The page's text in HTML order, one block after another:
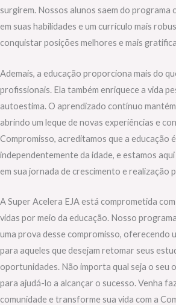
surgirem. Nossos alunos saem do programa
em suas habilidades e um currículo mais
conquistar posições melhores e mais
Ademais, a educação proporciona mais do
profissionais. Ela também enriquece a vida
autoestima. O aprendizado contínuo
abrindo um leque de novas experiências e
Compromisso, acreditamos que a educação
independentemente da idade, e estamos
em sua jornada de crescimento e realização
A Super Acelera EJA está comprometida
vidas por meio da educação. Nosso
uma prova desse compromisso, oferecendo
para aqueles que desejam retomar seus
oportunidades. Não importa qual seja o seu
para ajudá-lo a alcançar o sucesso. Venha
comunidade e transforme sua vida com a